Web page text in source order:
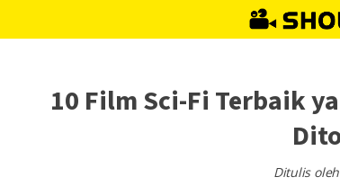
10 Film Sci-Fi Terbaik
Ditulis oleh